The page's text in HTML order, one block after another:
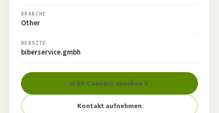
BRANCHE
Other
WEBSITE
biberservice.gmbh
In SP Connect ansehen
Kontakt aufnehmen